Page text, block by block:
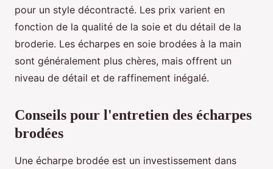
pour un style décontracté. Les prix varient en
fonction de la qualité de la soie et du détail de la
broderie. Les écharpes en soie brodées à la main
sont généralement plus chères, mais offrent un
niveau de détail et de raffinement inégalé.
Conseils pour l'entretien des écharpes
brodées
Une écharpe brodée est un investissement dans